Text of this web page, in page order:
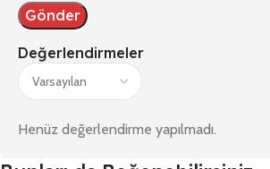
Değerlendirmeler
Henüz değerlendirme yapılmadı.